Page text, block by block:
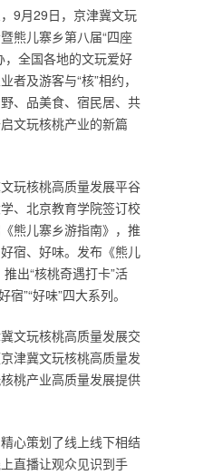
9月29日，京津冀文玩
熊儿寨乡第八届“四座
，全国各地的文玩爱好
者及游客与“核”相约，
、品美食、宿民居、共
文玩核桃产业的新篇
玩核桃高质量发展平谷
、北京教育学院签订校
熊儿寨乡游指南》，推
宿、好味。发布《熊儿
出“核桃奇遇打卡”活
宿”“好味”四大系列。
文玩核桃高质量发展交
津冀文玩核桃高质量发
桃产业高质量发展提供
心策划了线上线下相结
直播让观众见识到手